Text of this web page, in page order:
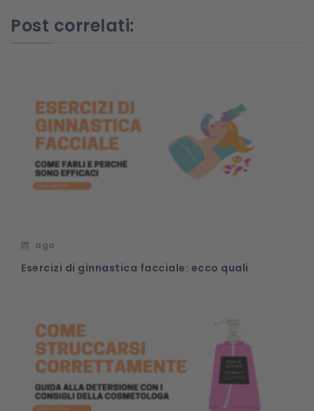
Post correlati:
ago
Esercizi di ginnastica facciale: ecco quali